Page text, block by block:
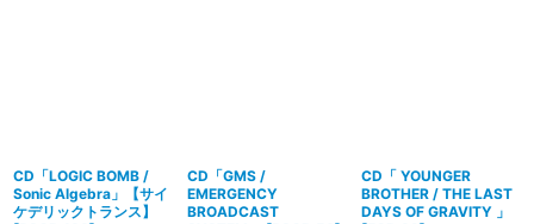
CD「LOGIC BOMB /
Sonic Algebra」【サイ
ケデリックトランス】
CD「GMS /
EMERGENCY
BROADCAST
CD「 YOUNGER
BROTHER / THE LAST
DAYS OF GRAVITY 」